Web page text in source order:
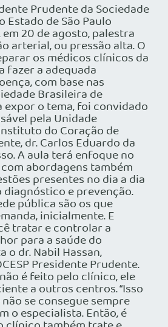
Prudente da Sociedade
Estado de São Paulo
em 20 de agosto, palestra
arterial, ou pressão alta. O
os médicos clínicos da
fazer a adequada
com base nas
Brasileira de
expor o tema, foi convidado
pela Unidade
do Coração de
dr. Carlos Eduardo da
A aula terá enfoque no
abordagens também
presentes no dia a dia
diagnóstico e prevenção.
pública são os que
inicialmente. E
tratar e controlar a
para a saúde do
o dr. Nabil Hassan,
Presidente Prudente.
é feito pelo clínico, ele
a outros centros. “Isso
se consegue sempre
o especialista. Então, é